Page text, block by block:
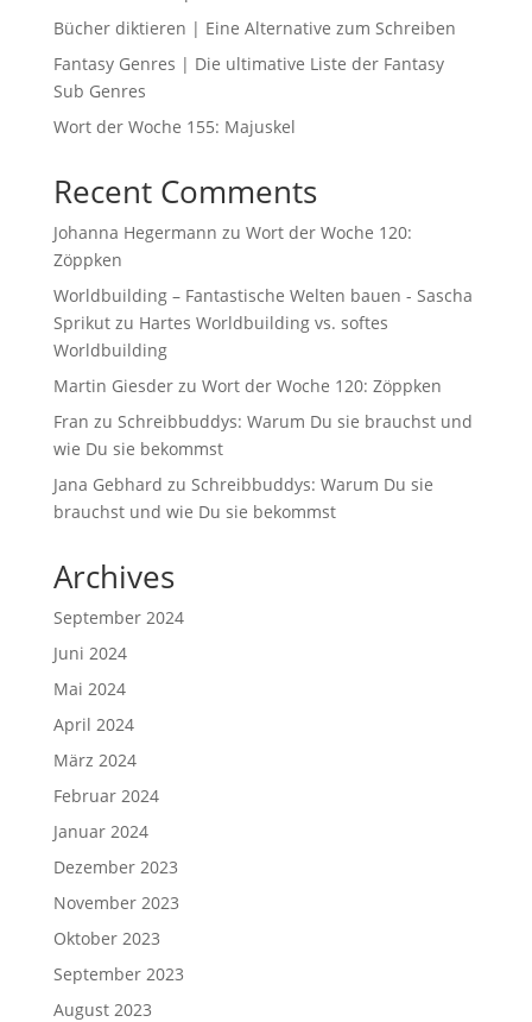
Bücher diktieren | Eine Alternative zum Schreiben
Fantasy Genres | Die ultimative Liste der Fantasy
Sub Genres
Wort der Woche 155: Majuskel
Recent Comments
Johanna Hegermann zu Wort der Woche 120:
Zöppken
Worldbuilding – Fantastische Welten bauen - Sascha
Sprikutzu Hartes Worldbuilding vs. softes
Worldbuilding
Martin Giesderzu Wort der Woche 120: Zöppken
Fran zu Schreibbuddys: Warum Du sie brauchst und
wie Du sie bekommst
Jana Gebhard zu Schreibbuddys: Warum Du sie
brauchst und wie Du sie bekommst
Archives
September 2024
Juni 2024
Mai 2024
April 2024
März 2024
Februar 2024
Januar 2024
Dezember 2023
November 2023
Oktober 2023
September 2023
August 2023